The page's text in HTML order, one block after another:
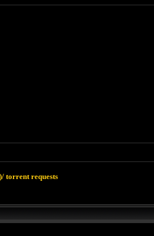
torrent requests